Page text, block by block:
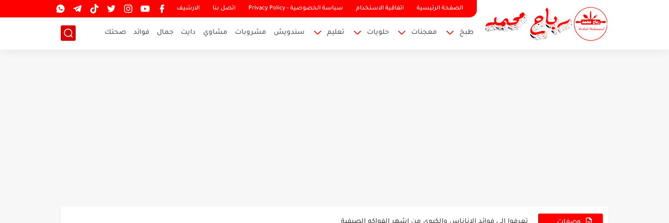
الصفحة الرئيسية اتفاقية الاستخدام سياسة الخصوصية - Privacy Policy اتصل بنا الارشيف
طبخ معجنات حلويات تعليم سندويش مشروبات مشاوي دايت جمال فوائد صحتك